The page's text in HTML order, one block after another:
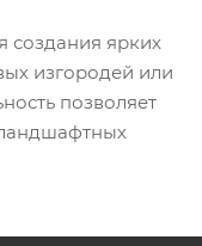
создания ярких
изгородей или
позволяет